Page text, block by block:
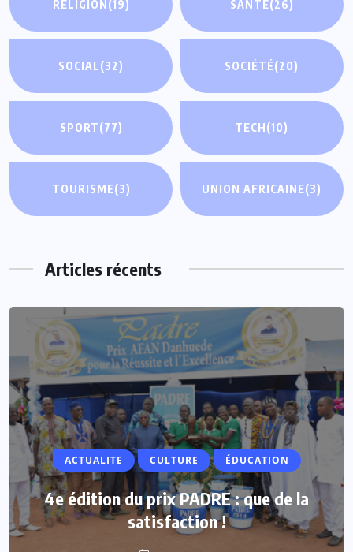
RELIGION(19) SANTÉ(26)
SOCIAL(32) SOCIÉTÉ(20)
SPORT(77) TECH(10)
TOURISME(3) UNION AFRICAINE(3)
Articles récents
ACTUALITE CULTURE ÉDUCATION
4e édition du prix PADRE : que de la
satisfaction !
ACTUALITE
Vacances parlementaires : les députés
renforcent leur proximité avec les
populations